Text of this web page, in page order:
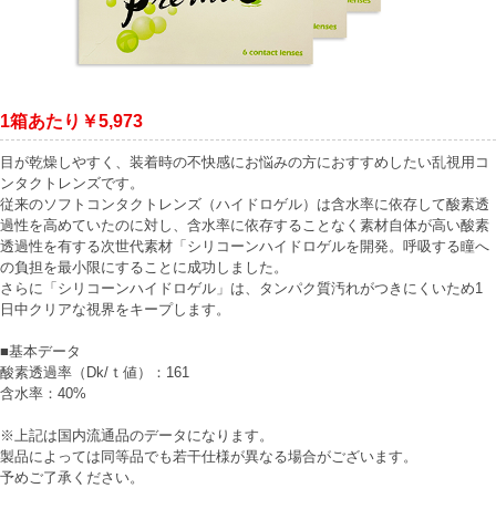
1箱あたり￥5,973
目が乾燥しやすく、装着時の不快感にお悩みの方におすすめしたい乱視用コ
ンタクトレンズです。
従来のソフトコンタクトレンズ（ハイドロゲル）は含水率に依存して酸素透
過性を高めていたのに対し、含水率に依存することなく素材自体が高い酸素
透過性を有する次世代素材「シリコーンハイドロゲルを開発。呼吸する瞳へ
の負担を最小限にすることに成功しました。
さらに「シリコーンハイドロゲル」は、タンパク質汚れがつきにくいため1
日中クリアな視界をキープします。
■基本データ
酸素透過率（Dk/ｔ値）：161
含水率：40%
※上記は国内流通品のデータになります。
製品によっては同等品でも若干仕様が異なる場合がございます。
予めご了承ください。